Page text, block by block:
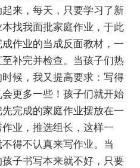
来，每天，只要学习了新
找我面批家庭作业，于此
作业的当成反面教材，一
补完并检查。当孩子们热
候，我又提高要求：写得
更多一些！孩子们就开始
完成的家庭作业摆放在一
业，推选组长，这样一
得不认真来写作业。当
子书写本来就不好，只要